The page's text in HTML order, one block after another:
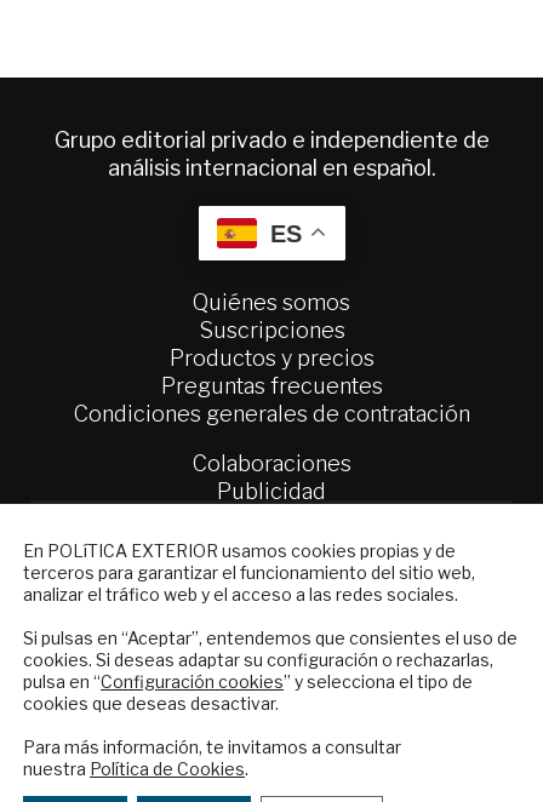
Grupo editorial privado e independiente de
análisis internacional en español.
ES
Quiénes somos
Suscripciones
Productos y precios
Preguntas frecuentes
Condiciones generales de contratación
Colaboraciones
Publicidad
Política Exterior
Informe Semanal de Política Exterior
© 2026 - Fundación Análisis de Política
Exterior. Todos los derechos reservados
En POLíTICA EXTERIOR usamos cookies propias y de
terceros para garantizar el funcionamiento del sitio web,
analizar el tráfico web y el acceso a las redes sociales.
Si pulsas en “Aceptar”, entendemos que consientes el uso de
cookies. Si deseas adaptar su configuración o rechazarlas,
pulsa en “Configuración cookies” y selecciona el tipo de
cookies que deseas desactivar.
Para más información, te invitamos a consultar
nuestra Política de Cookies.
NEWSLETTER
Suscríbase a nuestro boletín electrónico y
reciba en su correo el mejor análisis
internacional en español.
Checkbox